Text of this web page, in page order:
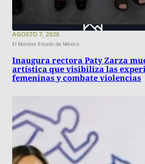
AGOSTO 7, 2026
El Monitor Estado de México
Inaugura rectora Paty Zarza
artística que visibiliza las
femeninas y combate violencias